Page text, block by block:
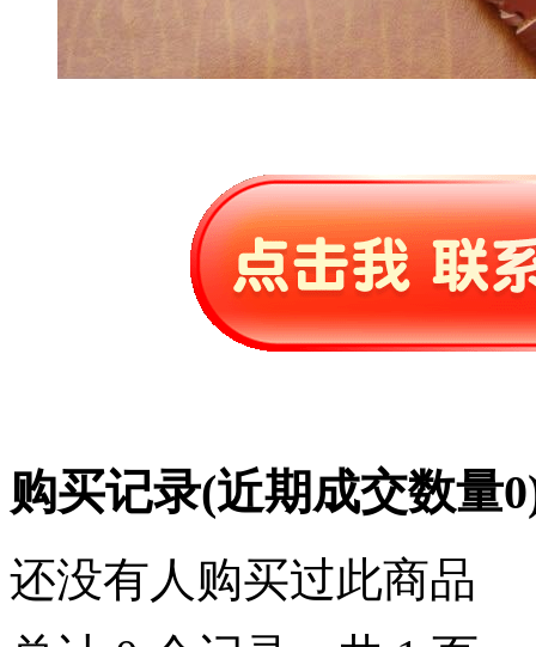
购买记录(近期成交数量0
还没有人购买过此商品